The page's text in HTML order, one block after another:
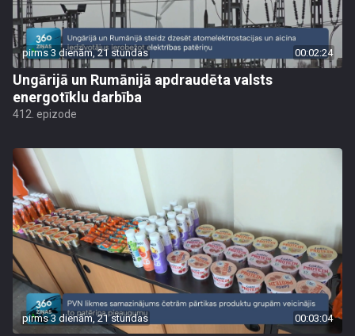
pirms 3 dienām, 21 stundas 00:02:24
Ungārijā un Rumānijā apdraudēta valsts
energotīklu darbība
412. epizode
pirms 3 dienām, 21 stundas 00:03:04